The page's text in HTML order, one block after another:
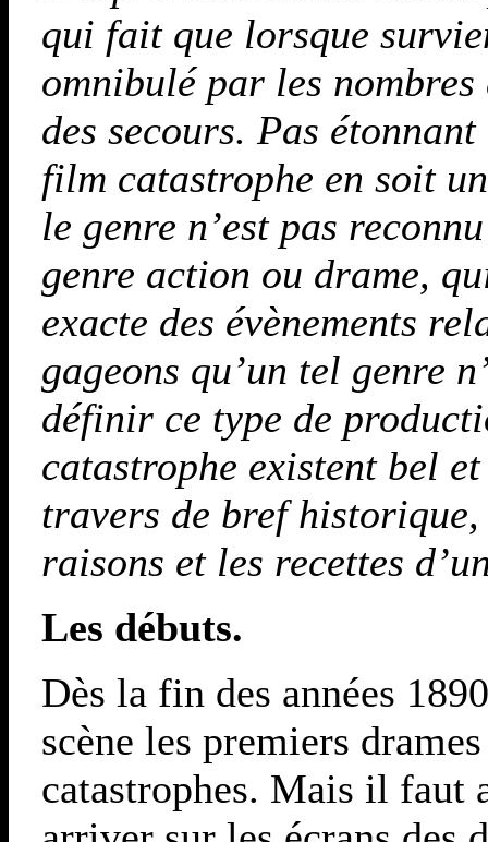
qui fait que lorsque
omnibulé par les
des secours. Pas
film catastrophe en soit
le genre n’est pas
genre action ou drame,
exacte des évènements
gageons qu’un tel genre
définir ce type de
catastrophe existent bel
travers de bref
raisons et les recettes
Les débuts.
Dès la fin des années
scène les premiers
catastrophes. Mais il faut